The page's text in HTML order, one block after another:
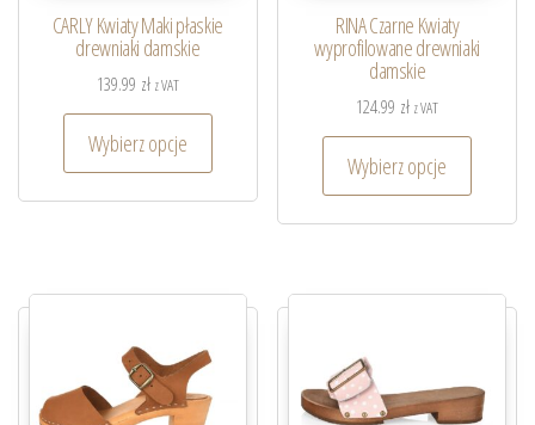
CARLY Kwiaty Maki płaskie
drewniaki damskie
139.99 zł z VAT
Wybierz opcje
RINA Czarne Kwiaty
wyprofilowane drewniaki
damskie
124.99 zł z VAT
Wybierz opcje